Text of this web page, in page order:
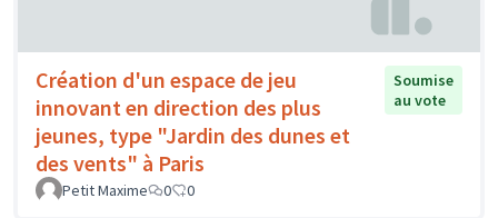
Création d'un espace de jeu
innovant en direction des plus
jeunes, type "Jardin des dunes et
des vents" à Paris
Soumise
au vote
Petit Maxime 0 0